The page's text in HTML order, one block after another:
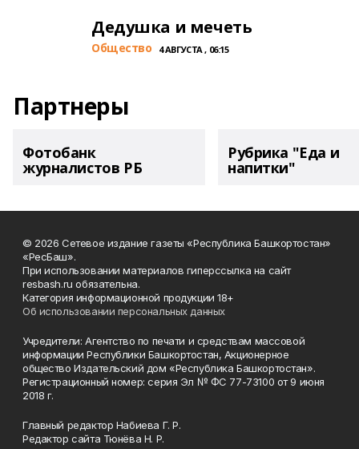
Дедушка и мечеть
Общество 4 АВГУСТА , 06:15
Партнеры
Фотобанк
журналистов РБ
Рубрика "Еда и
напитки"
© 2026 Сетевое издание газеты «Республика Башкортостан»
«РесБаш».
При использовании материалов гиперссылка на сайт
resbash.ru обязательна.
Категория информационной продукции 18+
Об использовании персональных данных
Учредители: Агентство по печати и средствам массовой
информации Республики Башкортостан, Акционерное
общество Издательский дом «Республика Башкортостан».
Регистрационный номер: серия Эл № ФС 77-73100 от 9 июня
2018 г.
Главный редактор Набиева Г. Р.
Редактор сайта Тюнёва Н. Р.